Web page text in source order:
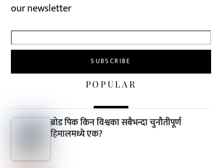
our newsletter
POPULAR
ब्रोड पिक किन विश्वका सबैभन्दा चुनौतीपूर्ण
हिमालमध्ये एक?